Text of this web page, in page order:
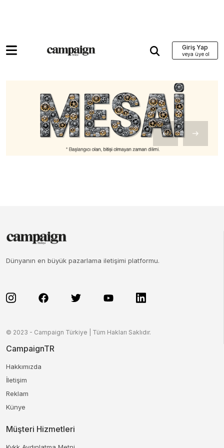
Giriş Yap
Dünyanın en büyük pazarlama iletişimi platformu.
© 2023 - Campaign Türkiye | Tüm Hakları Saklıdır.
CampaignTR
Hakkımızda
İletişim
Reklam
Künye
Müşteri Hizmetleri